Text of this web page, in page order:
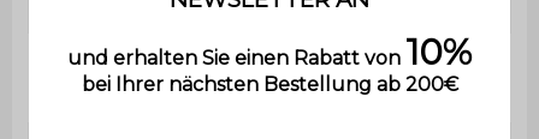
Stärke der
Platte
2,2 cm